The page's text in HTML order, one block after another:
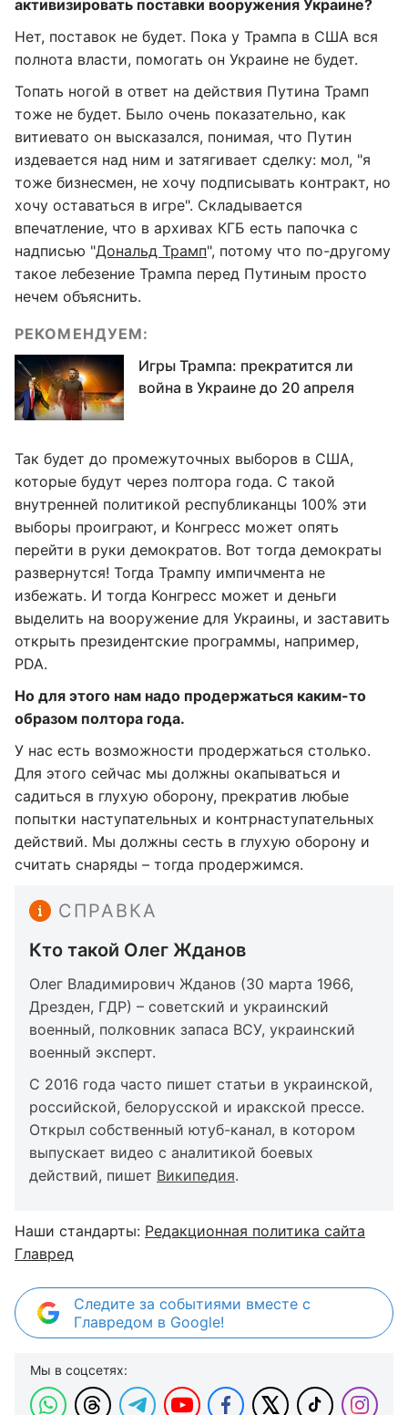
активизировать поставки вооружения Украине?
Нет, поставок не будет. Пока у Трампа в США вся
полнота власти, помогать он Украине не будет.
Топать ногой в ответ на действия Путина Трамп
тоже не будет. Было очень показательно, как
витиевато он высказался, понимая, что Путин
издевается над ним и затягивает сделку: мол, "я
тоже бизнесмен, не хочу подписывать контракт, но
хочу оставаться в игре". Складывается
впечатление, что в архивах КГБ есть папочка с
надписью "Дональд Трамп", потому что по-другому
такое лебезение Трампа перед Путиным просто
нечем объяснить.
РЕКОМЕНДУЕМ:
Игры Трампа: прекратится ли
война в Украине до 20 апреля
Так будет до промежуточных выборов в США,
которые будут через полтора года. С такой
внутренней политикой республиканцы 100% эти
выборы проиграют, и Конгресс может опять
перейти в руки демократов. Вот тогда демократы
развернутся! Тогда Трампу импичмента не
избежать. И тогда Конгресс может и деньги
выделить на вооружение для Украины, и заставить
открыть президентские программы, например,
PDA.
Но для этого нам надо продержаться каким-то
образом полтора года.
У нас есть возможности продержаться столько.
Для этого сейчас мы должны окапываться и
садиться в глухую оборону, прекратив любые
попытки наступательных и контрнаступательных
действий. Мы должны сесть в глухую оборону и
считать снаряды – тогда продержимся.
СПРАВКА
Кто такой Олег Жданов
Олег Владимирович Жданов (30 марта 1966,
Дрезден, ГДР) – советский и украинский
военный, полковник запаса ВСУ, украинский
военный эксперт.
С 2016 года часто пишет статьи в украинской,
российской, белорусской и иракской прессе.
Открыл собственный ютуб-канал, в котором
выпускает видео с аналитикой боевых
действий, пишет Википедия.
Наши стандарты: Редакционная политика сайта
Главред
Следите за событиями вместе с
Главредом в Google!
Мы в соцсетях: